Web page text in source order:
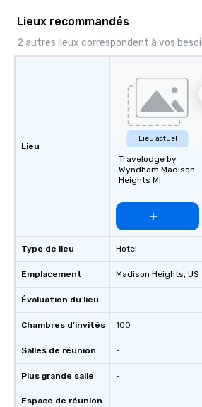
Lieux recommandés
2 autres lieux correspondent à vos
Lieu
Type de lieu
Emplacement
Évaluation du lieu
Chambres d'invités
Salles de réunion
Plus grande salle
Espace de réunion
Lieu actuel
Travelodge by
Wyndham Madison
Heights MI
Hotel
Madison Heights, US
-
100
-
-
-